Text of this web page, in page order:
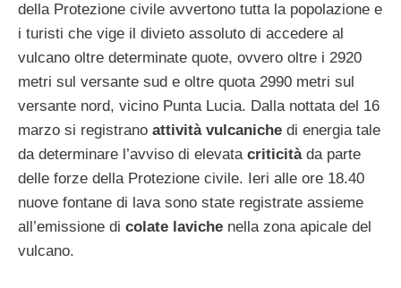
della Protezione civile avvertono tutta la popolazione e
i turisti che vige il divieto assoluto di accedere al
vulcano oltre determinate quote, ovvero oltre i 2920
metri sul versante sud e oltre quota 2990 metri sul
versante nord, vicino Punta Lucia. Dalla nottata del 16
marzo si registrano attività vulcaniche di energia tale
da determinare l’avviso di elevata criticitàda parte
delle forze della Protezione civile. Ieri alle ore 18.40
nuove fontane di lava sono state registrate assieme
all’emissione di colate laviche nella zona apicale del
vulcano.